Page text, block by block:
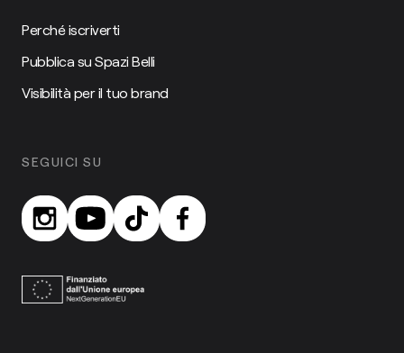
Perché iscriverti
Pubblica su Spazi Belli
Visibilità per il tuo brand
SEGUICI SU